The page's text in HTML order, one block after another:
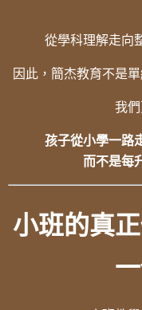
從學科理解走向
因此，簡杰教育不是
我
孩子從小學一路
而不是每
小班的真